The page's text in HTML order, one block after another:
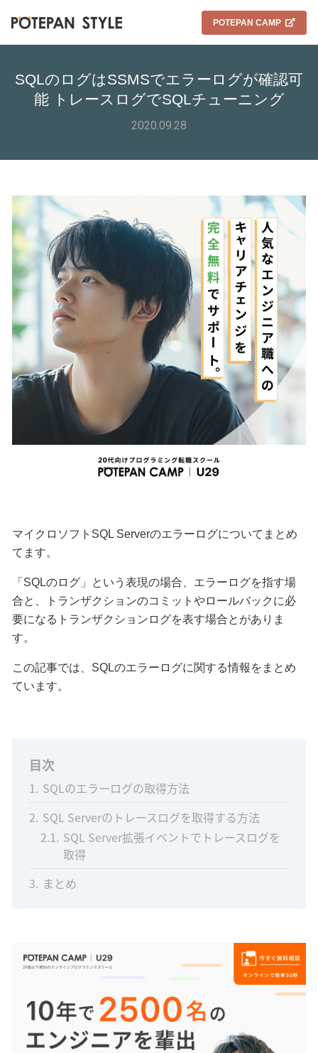
POTEPAN CAMP
SQLのログはSSMSでエラーログが確認可
能 トレースログでSQLチューニング
2020.09.28
マイクロソフトSQL Serverのエラーログについてまとめ
てます。
「SQLのログ」という表現の場合、エラーログを指す場
合と、トランザクションのコミットやロールバックに必
要になるトランザクションログを表す場合とがありま
す。
この記事では、SQLのエラーログに関する情報をまとめ
ています。
目次
1 SQLのエラーログの取得方法
2 SQL Serverのトレースログを取得する方法
2.1 SQL Server拡張イベントでトレースログを
取得
3 まとめ